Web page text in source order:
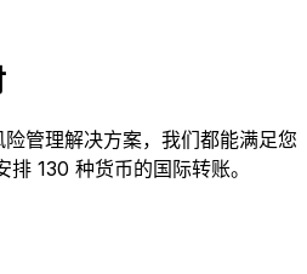
管理解决方案，我们都能满足您
130 种货币的国际转账。